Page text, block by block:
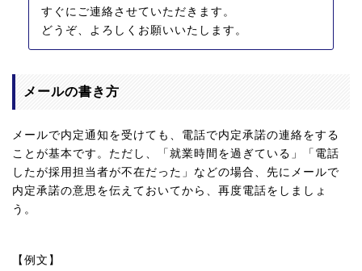
すぐにご連絡させていただきます。
どうぞ、よろしくお願いいたします。
メールの書き方
メールで内定通知を受けても、電話で内定承諾の連絡をする
ことが基本です。ただし、「就業時間を過ぎている」「電話
したが採用担当者が不在だった」などの場合、先にメールで
内定承諾の意思を伝えておいてから、再度電話をしましょ
う。
【例文】